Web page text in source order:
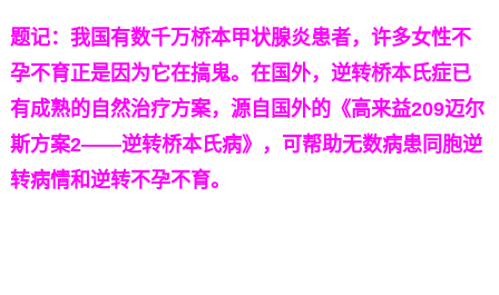
题记：我国有数千万桥本甲状腺炎患者，许多女性不
孕不育正是因为它在搞鬼。在国外，逆转桥本氏症已
有成熟的自然治疗方案，源自国外的《高来益209迈尔
斯方案2——逆转桥本氏病》，可帮助无数病患同胞逆
转病情和逆转不孕不育。